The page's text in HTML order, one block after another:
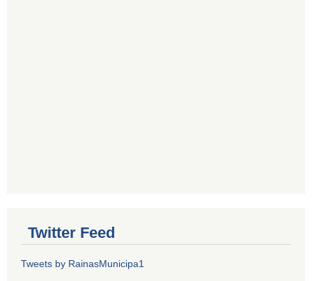
Twitter Feed
Tweets by RainasMunicipa1